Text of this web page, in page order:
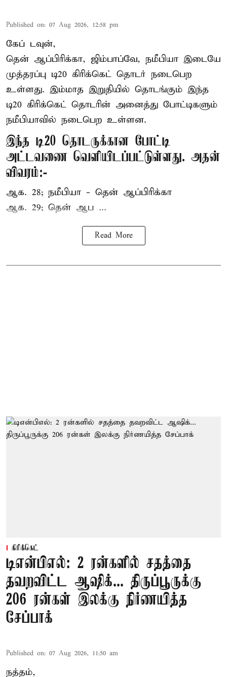
Published on: 07 Aug 2026, 12:58 pm
கேப் டவுன்,
தென் ஆப்பிரிக்கா, ஜிம்பாப்வே, நமீபியா இடையே
முத்தரப்பு டி20 கிரிக்கெட் தொடர் நடைபெற
உள்ளது. இம்மாத இறுதியில் தொடங்கும் இந்த
டி20 கிரிக்கெட் தொடரின் அனைத்து போட்டிகளும்
நமீபியாவில் நடைபெற உள்ளன.
இந்த டி20 தொடருக்கான போட்டி
அட்டவணை வெளியிடப்பட்டுள்ளது. அதன்
விவரம்:-
ஆக. 28; நமீபியா - தென் ஆப்பிரிக்கா
ஆக. 29; தென் ஆப ...
Read More
கிரிக்கெட்
டிஎன்பிஎல்: 2 ரன்களில் சதத்தை
தவறவிட்ட ஆஷிக்... திருப்பூருக்கு
206 ரன்கள் இலக்கு நிர்ணயித்த
சேப்பாக்
Published on: 07 Aug 2026, 11:50 am
நத்தம்,